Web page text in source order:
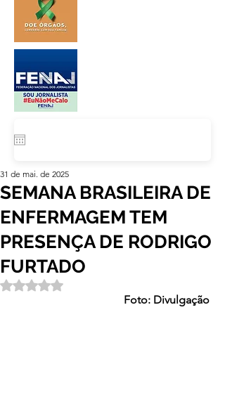
SEMANA BRASILEIRA DE
ENFERMAGEM TEM
PRESENÇA DE RODRIGO
FURTADO
31 de mai. de 2025
Avaliado com NaN de 5 estrelas.
Foto: Divulgação